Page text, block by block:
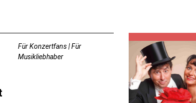
Für Konzertfans | Für
Musikliebhaber